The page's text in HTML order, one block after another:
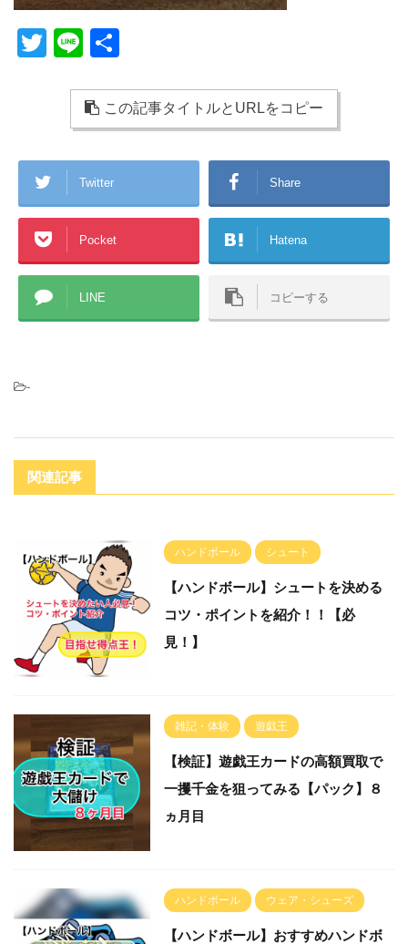
T
er
Li
e この記事タイトルとURLをコピー
Twitter Share
Pocket Hatena
LINE コピーする
-
関連記事
ハンドボール シュート
【ハンドボール】シュートを決める
コツ・ポイントを紹介！！【必
見！】
雑記・体験 遊戯王
【検証】遊戯王カードの高額買取で
一攫千金を狙ってみる【パック】８
ヵ月目
ハンドボール ウェア・シューズ
【ハンドボール】おすすめハンドボ